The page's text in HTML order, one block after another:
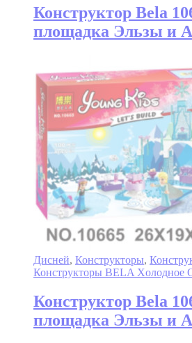
Конструктор Bela
площадка Эльзы и
Дисней, Конструкторы,
Конструкторы BELA Xолодное
Конструктор Bela
площадка Эльзы и